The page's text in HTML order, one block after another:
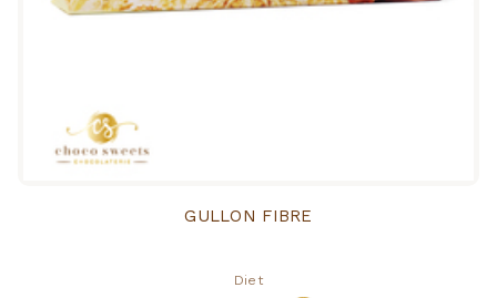
GULLON FIBRE
Diet